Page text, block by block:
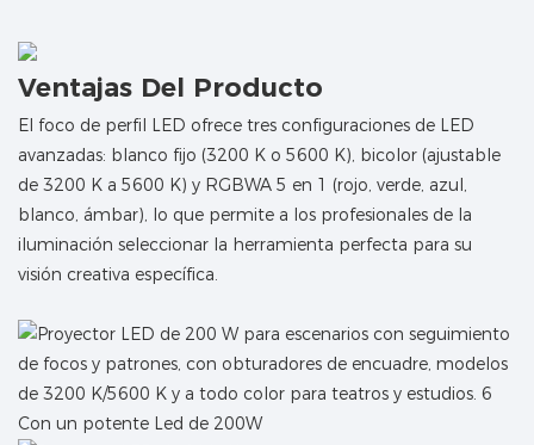
Ventajas Del Producto
El foco de perfil LED ofrece tres configuraciones de LED
avanzadas: blanco fijo (3200 K o 5600 K), bicolor (ajustable
de 3200 K a 5600 K) y RGBWA 5 en 1 (rojo, verde, azul,
blanco, ámbar), lo que permite a los profesionales de la
iluminación seleccionar la herramienta perfecta para su
visión creativa específica.
Con un potente Led de 200W